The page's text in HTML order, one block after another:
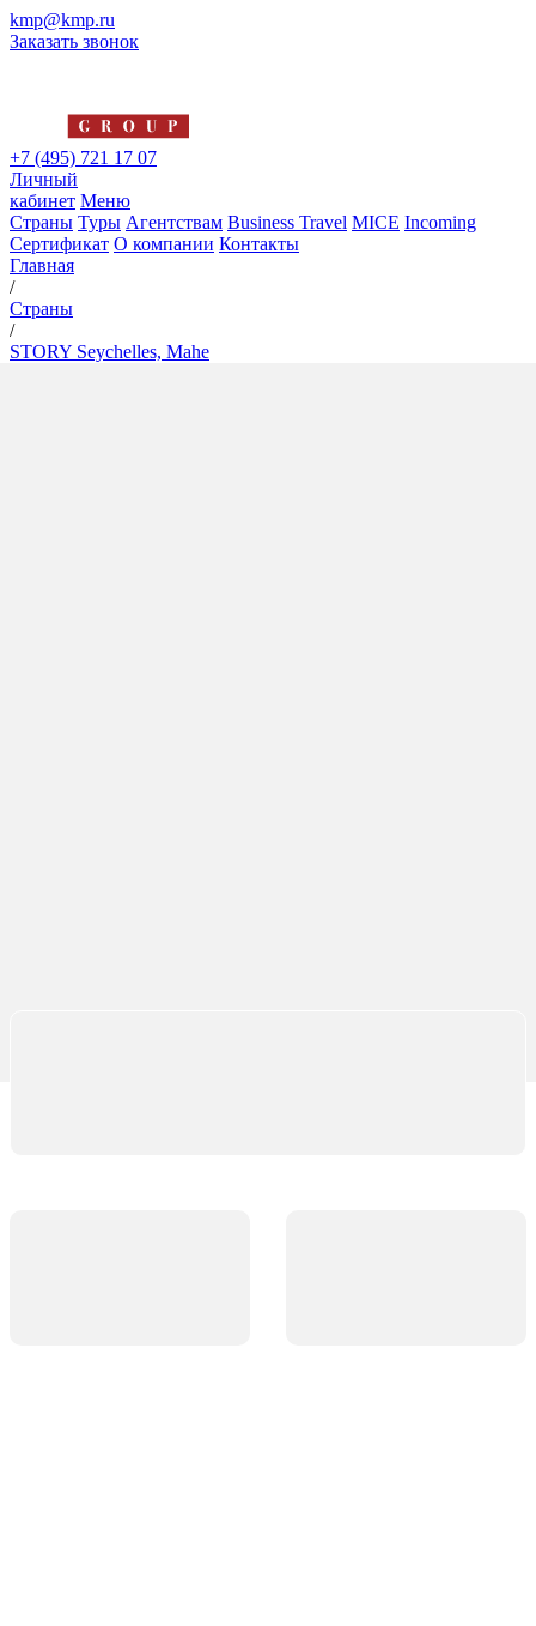
kmp@kmp.ru
Заказать звонок
+7 (495) 721 17 07
Личный
кабинет Меню
Страны Туры Агентствам Business Travel MICE Incoming
Сертификат О компании Контакты
Главная
/
Страны
/
STORY Seychelles, Mahe